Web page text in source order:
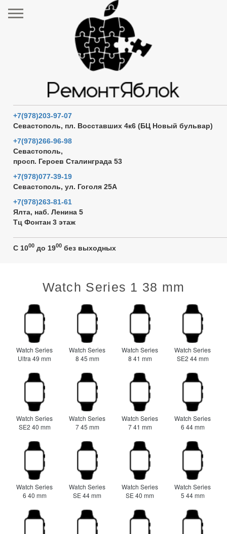
+7(978)203-97-07
Севастополь, пл. Восставших 4к6 (БЦ Новый бульвар)
+7(978)266-96-98
Севастополь,
просп. Героев Сталинграда 53
+7(978)077-39-19
Севастополь, ул. Гоголя 25А
+7(978)263-81-61
Ялта, наб. Ленина 5
Тц Фонтан 3 этаж
C 1000 до 1900 без выходных
Watch Series 1 38 mm
Watch Series
Ultra 49 mm
Watch Series
8 45 mm
Watch Series
8 41 mm
Watch Series
SE2 44 mm
Watch Series
SE2 40 mm
Watch Series
7 45 mm
Watch Series
7 41 mm
Watch Series
6 44 mm
Watch Series
6 40 mm
Watch Series
SE 44 mm
Watch Series
SE 40 mm
Watch Series
5 44 mm